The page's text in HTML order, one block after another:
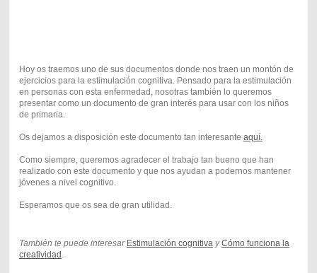
Hoy os traemos uno de sus documentos donde nos traen un montón de
ejercicios para la estimulación cognitiva. Pensado para la estimulación
en personas con esta enfermedad, nosotras también lo queremos
presentar como un documento de gran interés para usar con los niños
de primaria.
Os dejamos a disposición este documento tan interesante aquí.
Como siempre, queremos agradecer el trabajo tan bueno que han
realizado con este documento y que nos ayudan a podernos mantener
jóvenes a nivel cognitivo.
Esperamos que os sea de gran utilidad.
También te puede interesar Estimulación cognitiva yCómo funciona la
creatividad